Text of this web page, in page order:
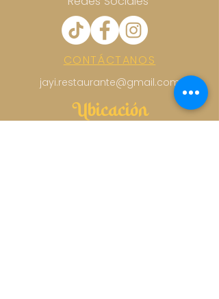
CONTÁCTANOS
jayi.restaurante@gmail.com
Ubicación